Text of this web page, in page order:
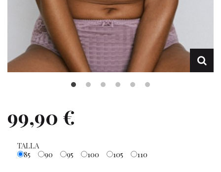
99,90 €
TALLA
85
90 95 100 105 110